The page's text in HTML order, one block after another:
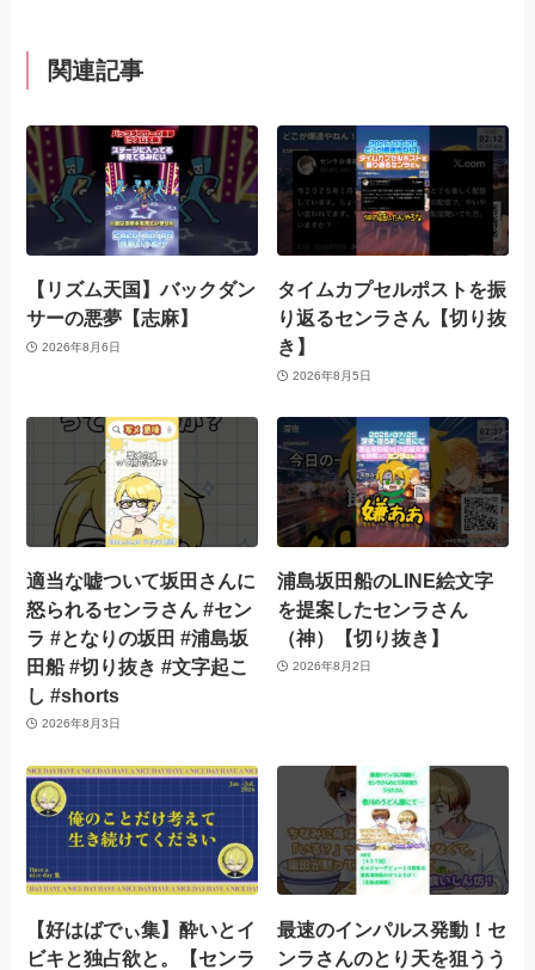
関連記事
【リズム天国】バックダン
サーの悪夢【志麻】
2026年8月6日
タイムカプセルポストを振
り返るセンラさん【切り抜
き】
2026年8月5日
適当な嘘ついて坂田さんに
怒られるセンラさん #セン
ラ #となりの坂田 #浦島坂
田船 #切り抜き #文字起こ
し #shorts
2026年8月3日
浦島坂田船のLINE絵文字
を提案したセンラさん
（神）【切り抜き】
2026年8月2日
【好はばでぃ集】酔いとイ
ビキと独占欲と。【センラ
最速のインパルス発動！セ
ンラさんのとり天を狙うう